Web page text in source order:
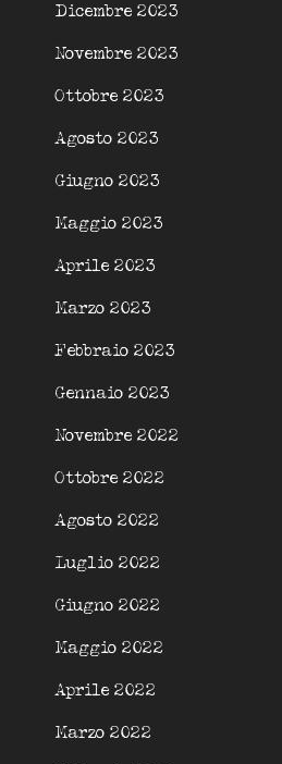
Dicembre 2023
Novembre 2023
Ottobre 2023
Agosto 2023
Giugno 2023
Maggio 2023
Aprile 2023
Marzo 2023
Febbraio 2023
Gennaio 2023
Novembre 2022
Ottobre 2022
Agosto 2022
Luglio 2022
Giugno 2022
Maggio 2022
Aprile 2022
Marzo 2022